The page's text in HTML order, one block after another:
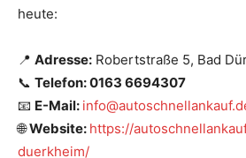
heute:
📍 Adresse: Robertstraße 5, Bad
📞 Telefon: 0163 6694307
📧 E-Mail:
🌐Website: https://
duerkheim/